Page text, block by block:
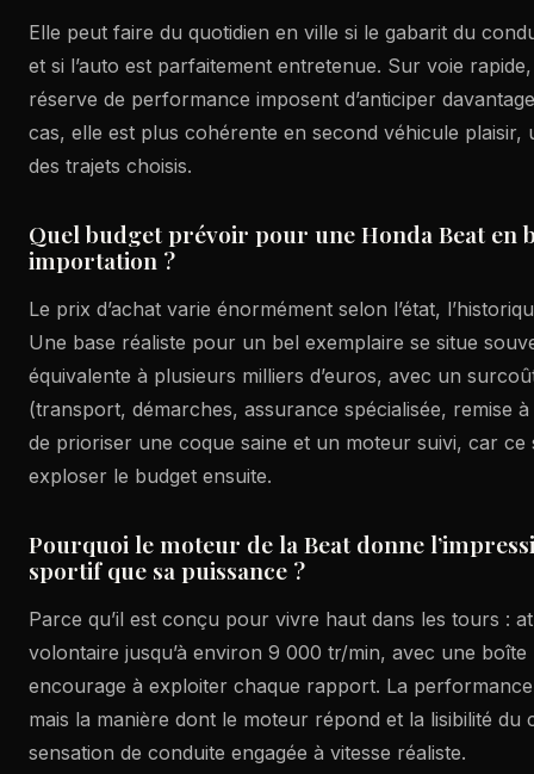
Elle peut faire du quotidien en ville si le gabarit du
et si l’auto est parfaitement entretenue. Sur voie
réserve de performance imposent d’anticiper
cas, elle est plus cohérente en second véhicule plaisir,
des trajets choisis.
Quel budget prévoir pour une Honda Beat en
importation ?
Le prix d’achat varie énormément selon l’état,
Une base réaliste pour un bel exemplaire se situe
équivalente à plusieurs milliers d’euros, avec un
(transport, démarches, assurance spécialisée, remise à
de prioriser une coque saine et un moteur suivi, car
exploser le budget ensuite.
Pourquoi le moteur de la Beat donne
sportif que sa puissance ?
Parce qu’il est conçu pour vivre haut dans les tours :
volontaire jusqu’à environ 9 000 tr/min, avec une boîte
encourage à exploiter chaque rapport. La
mais la manière dont le moteur répond et la lisibilité du
sensation de conduite engagée à vitesse réaliste.